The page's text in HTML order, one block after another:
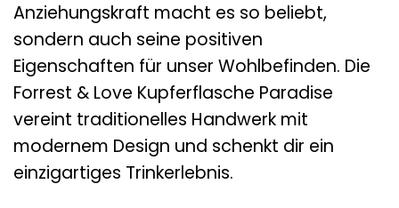
Anziehungskraft macht es so beliebt,
sondern auch seine positiven
Eigenschaften für unser Wohlbefinden. Die
Forrest & Love Kupferflasche Paradise
vereint traditionelles Handwerk mit
modernem Design und schenkt dir ein
einzigartiges Trinkerlebnis.